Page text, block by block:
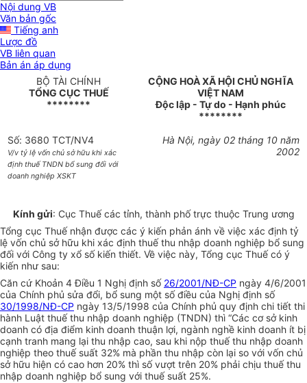
Nội dung VB
Văn bản gốc
Tiếng anh
Lược đồ
VB liên quan
Bản án áp dụng
BỘ TÀI CHÍNH
TỔNG CỤC THUẾ
********
CỘNG HOÀ XÃ HỘI CHỦ NGHĨA
VIỆT NAM
Độc lập - Tự do - Hạnh phúc
********
Số: 3680 TCT/NV4
V/v tỷ lệ vốn chủ sở hữu khi xác
định thuế TNDN bổ sung đối với
doanh nghiệp XSKT
Hà Nội, ngày 02 tháng 10 năm
2002
Kính gửi: Cục Thuế các tỉnh, thành phố trực thuộc Trung ương
Tổng cục Thuế nhận được các ý kiến phản ánh về việc xác định tỷ
lệ vốn chủ sở hữu khi xác định thuế thu nhập doanh nghiệp bổ sung
đối với Công ty xổ số kiến thiết. Về việc này, Tổng cục Thuế có ý
kiến như sau:
Căn cứ Khoản 4 Điều 1 Nghị định số 26/2001/NĐ-CP ngày 4/6/2001
của Chính phủ sửa đổi, bổ sung một số điều của Nghị định số
30/1998/NĐ-CP ngày 13/5/1998 của Chính phủ quy định chi tiết thi
hành Luật thuế thu nhập doanh nghiệp (TNDN) thì “Các cơ sở kinh
doanh có địa điểm kinh doanh thuận lợi, ngành nghề kinh doanh ít bị
cạnh tranh mang lại thu nhập cao, sau khi nộp thuế thu nhập doanh
nghiệp theo thuế suất 32% mà phần thu nhập còn lại so với vốn chủ
sở hữu hiện có cao hơn 20% thì số vượt trên 20% phải chịu thuế thu
nhập doanh nghiệp bổ sung với thuế suất 25%.